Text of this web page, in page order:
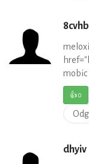
8cvhb
mobic
👍0
dhyiv